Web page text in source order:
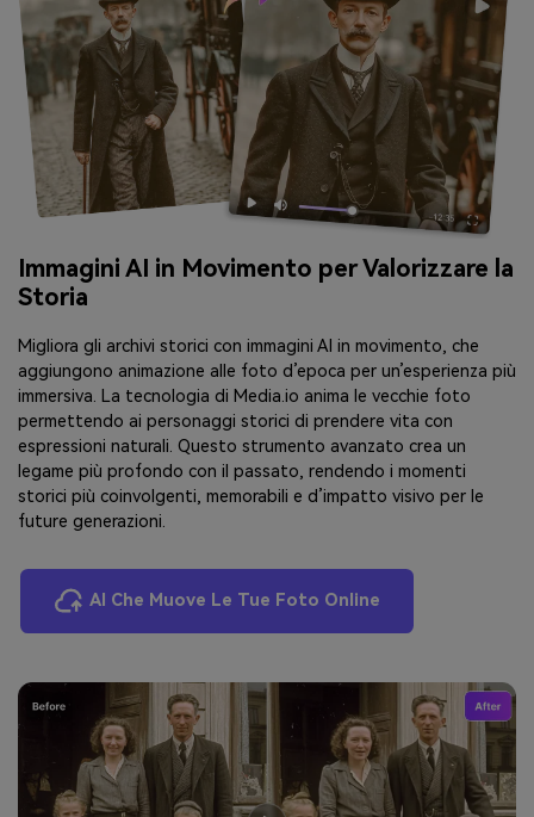
Immagini AI in Movimento per Valorizzare la
Storia
Migliora gli archivi storici con immagini AI in movimento, che
aggiungono animazione alle foto d’epoca per un’esperienza più
immersiva. La tecnologia di Media.io anima le vecchie foto
permettendo ai personaggi storici di prendere vita con
espressioni naturali. Questo strumento avanzato crea un
legame più profondo con il passato, rendendo i momenti
storici più coinvolgenti, memorabili e d’impatto visivo per le
future generazioni.
AI Che Muove Le Tue Foto Online